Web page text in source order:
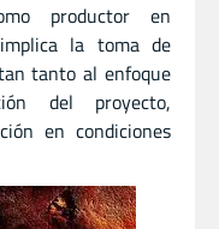
productor en
implica la toma de
tanto al enfoque
del proyecto,
en condiciones